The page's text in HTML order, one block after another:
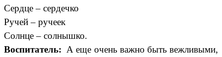
Сердце – сердечко
Ручей – ручеек
Солнце – солнышко.
Воспитатель: А еще очень важно быть вежливыми,